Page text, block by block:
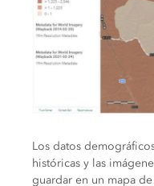
Los datos
históricas y las
guardar en un mapa